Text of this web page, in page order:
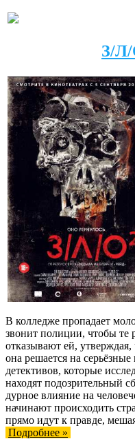
З/Л/
В колледже пропадает
звонит полиции, чтобы те
отказывают ей, утверждая,
она решается на
детективов, которые
находят подозрительный
дурное влияние на
начинают происходить
прямо идут к правде,
Подробнее »